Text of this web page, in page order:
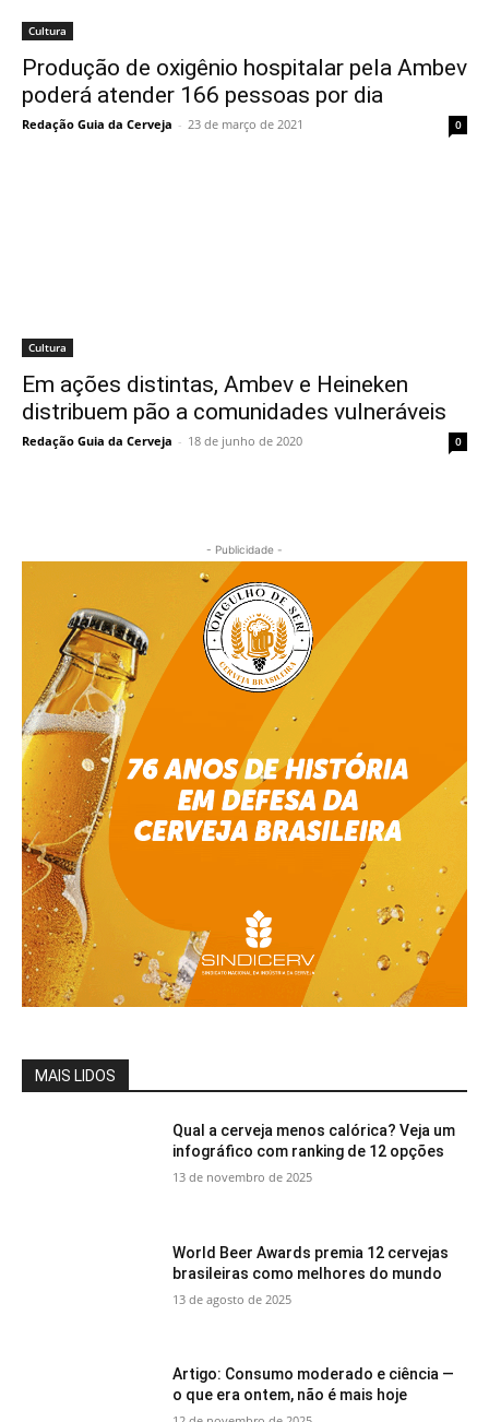
Cultura
Produção de oxigênio hospitalar pela Ambev
poderá atender 166 pessoas por dia
Redação Guia da Cerveja - 23 de março de 2021 0
Cultura
Em ações distintas, Ambev e Heineken
distribuem pão a comunidades vulneráveis
Redação Guia da Cerveja - 18 de junho de 2020 0
- Publicidade -
MAIS LIDOS
Qual a cerveja menos calórica? Veja um
infográfico com ranking de 12 opções
13 de novembro de 2025
World Beer Awards premia 12 cervejas
brasileiras como melhores do mundo
13 de agosto de 2025
Artigo: Consumo moderado e ciência —
o que era ontem, não é mais hoje